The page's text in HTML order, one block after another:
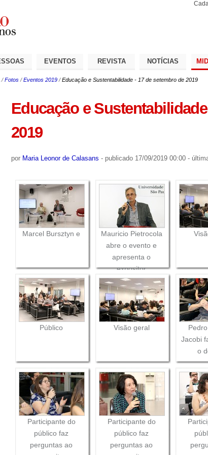
EVENTOS REVISTA NOTÍCIAS
/Fotos /Eventos 2019 /Educação e Sustentabilidade - 17 de setembro de 2019
Educação e
2019
por Maria Leonor de Calasans - publicado17/09/2019 00:00 -
Marcel Bursztyn e
Mauricio Pietrocola
abre o evento e
apresenta o
expositor
Público Visão geral
Jacobi
o
Participante do
público faz
perguntas ao
Participante do
público faz
perguntas ao